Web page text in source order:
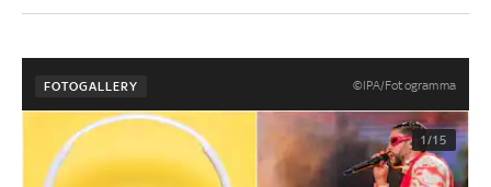
FOTOGALLERY ©IPA/Fotogramma
1/15